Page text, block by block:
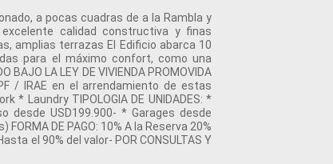
a pocas cuadras de a la Rambla y
calidad constructiva y finas
amplias terrazas El Edificio abarca 10
para el máximo confort, como una
LA LEY DE VIVIENDA PROMOVIDA
/ IRAE en el arrendamiento de estas
* Laundry TIPOLOGIA DE UNIDADES: *
desde USD199.900- * Garages desde
DE PAGO: 10% A la Reserva 20%
el 90% del valor- POR CONSULTAS Y